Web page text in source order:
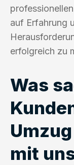
auf Erfahrung
erfolgreich zu
Was
mit